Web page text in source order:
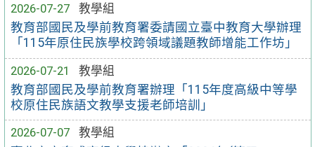
2026-07-27
教學組
教育部國民及學前教育署委請國立臺中教育大學辦理
「115年原住民族學校跨領域議題教師增能工作坊」
2026-07-21
教學組
教育部國民及學前教育署辦理「115年度高級中等學
校原住民族語文教學支援老師培訓」
2026-07-07
教學組